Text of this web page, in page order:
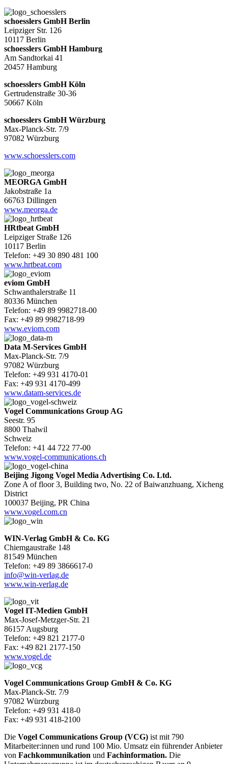
schoesslers GmbH Berlin
Leipziger Str. 126
10117 Berlin
schoesslers GmbH Hamburg
Am Sandtorkai 41
20457 Hamburg
schoesslers GmbH Köln
Gertrudenstraße 30-36
50667 Köln
schoesslers GmbH Würzburg
Max-Planck-Str. 7/9
97082 Würzburg
www.schoesslers.com
MEORGA GmbH
Jakobstraße 1a
66763 Dillingen
www.meorga.de
HRtbeat GmbH
Leipziger Straße 126
10117 Berlin
Telefon: +49 30 890 481 100
www.hrtbeat.com
eviom GmbH
Schwanthalerstraße 11
80336 München
Telefon: +49 89 9982718-00
Fax: +49 89 9982718-99
www.eviom.com
Data M-Services GmbH
Max-Planck-Str. 7/9
97082 Würzburg
Telefon: +49 931 4170-01
Fax: +49 931 4170-499
www.datam-services.de
Vogel Communications Group AG
Seestr. 95
8800 Thalwil
Schweiz
Telefon: +41 44 722 77-00
www.vogel-communications.ch
Beijing Jigong Vogel Media Advertising Co. Ltd.
Zone A of floor 3, Building two, No. 22 of Baiwanzhuang, Xicheng
District
100037 Beijing, PR China
www.vogel.com.cn
WIN-Verlag GmbH & Co. KG
Chiemgaustraße 148
81549 München
Telefon: +49 89 3866617-0
info@win-verlag.de
www.win-verlag.de
Vogel IT-Medien GmbH
Max-Josef-Metzger-Str. 21
86157 Augsburg
Telefon: +49 821 2177-0
Fax: +49 821 2177-150
www.vogel.de
Vogel Communications Group GmbH & Co. KG
Max-Planck-Str. 7/9
97082 Würzburg
Telefon: +49 931 418-0
Fax: +49 931 418-2100
Die Vogel Communications Group (VCG) ist mit 790
Mitarbeiter:innen und rund 100 Mio. Umsatz ein führender Anbieter
von Fachkommunikation und Fachinformation. Die